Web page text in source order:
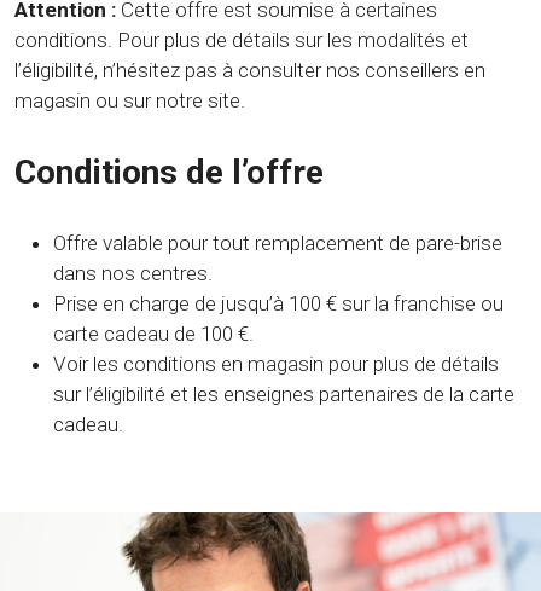
Attention : Cette offre est soumise à certaines
conditions. Pour plus de détails sur les modalités et
l’éligibilité, n’hésitez pas à consulter nos conseillers en
magasin ou sur notre site.
Conditions de l’offre
Offre valable pour tout remplacement de pare-brise
dans nos centres.
Prise en charge de jusqu’à 100 € sur la franchise ou
carte cadeau de 100 €.
Voir les conditions en magasin pour plus de détails
sur l’éligibilité et les enseignes partenaires de la carte
cadeau.